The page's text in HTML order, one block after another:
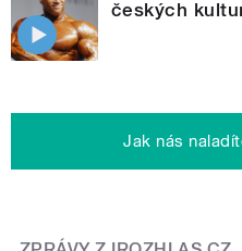
českých
Jak nás